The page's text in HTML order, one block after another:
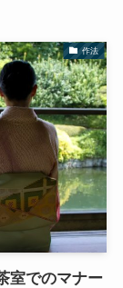
作法
室でのマナー